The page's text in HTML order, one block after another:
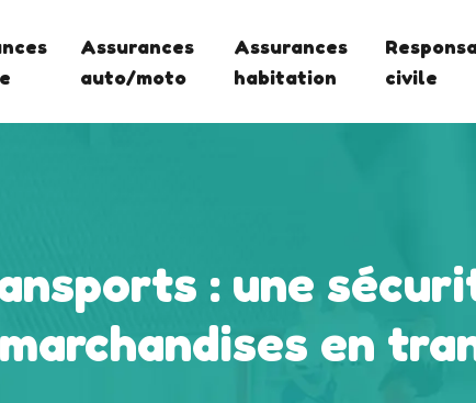
Assurances
auto/moto
Assurances
habitation
civile
: une
marchandises en